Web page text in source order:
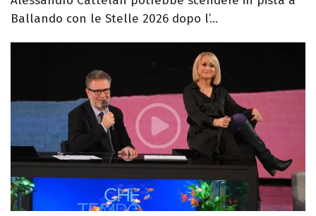
Ballando con le Stelle 2026 dopo l’...